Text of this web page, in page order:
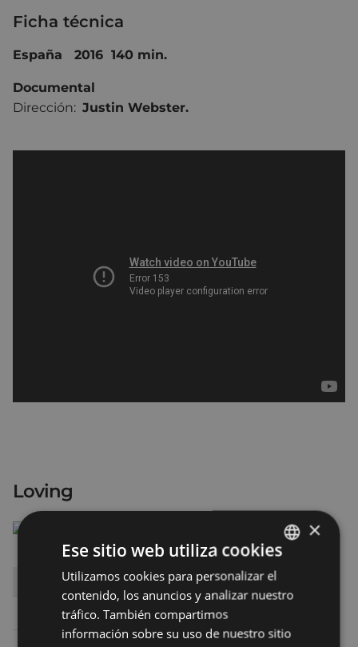
Ficha técnica
España 2016 140 min.
Documental
Dirección: Justin Webster.
Loving
HORA SALA
Sábado 11 17:00 SALA 2 ARETOA
BASQUE
SPANISH
×
Ese sitio web utiliza cookies
Utilizamos cookies para personalizar el
contenido, los anuncios y analizar nuestro
tráfico. También compartimos
información sobre su uso de nuestro sitio